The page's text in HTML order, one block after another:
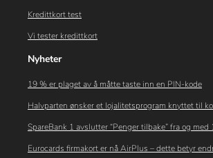
Kredittkort test
Vi tester kredittkort
Nyheter
19 % er plaget av å måtte taste inn en PIN-kode
Halvparten ønsker et lojalitetsprogram knyttet til
SpareBank 1 avslutter “Penger tilbake” fra og
Eurocards firmakort er nå AirPlus – dette betyr